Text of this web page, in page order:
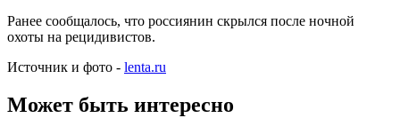
Ранее сообщалось, что россиянин скрылся после ночной
охоты на рецидивистов.
Источник и фото - lenta.ru
Может быть интересно